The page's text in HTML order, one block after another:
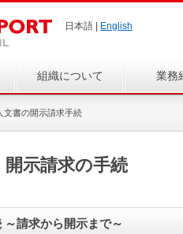
日本語 | English
組織について 業務
文書の開示請求手続
開示請求の手続
～請求から開示まで～